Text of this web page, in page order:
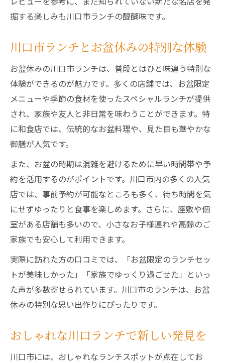
掘する楽しみも川口市ランチの醍醐味です。
川口市ランチとお盆休みの特別な体験
お盆休みの川口市ランチは、普段とはひと味違う特別な
体験ができるのが魅力です。多くの店舗では、お盆限定
メニューや季節の食材を使ったスペシャルランチが提供
され、家族や友人と非日常を味わうことができます。特
に和食店では、伝統的なお盆料理や、見た目も華やかな
御膳が人気です。
また、お盆の時期は混雑を避けるために早い時間帯や予
約を活用するのがポイントです。川口市内の多くの人気
店では、事前予約が可能なところも多く、待ち時間を気
にせずゆったりと食事を楽しめます。さらに、座敷や個
室がある店舗も多いので、小さなお子様連れや高齢のご
家族でも安心して利用できます。
実際に訪れた方の口コミでは、「お盆限定のランチセッ
トが美味しかった」「家族でゆっくり過ごせた」といっ
た声が多数寄せられています。川口市のランチは、お盆
休みの特別な思い出作りにぴったりです。
おしゃれな川口ランチで新しい発見を
川口市には、おしゃれなランチスポットが点在してお